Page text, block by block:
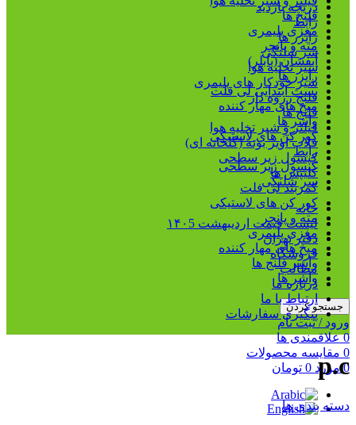
دریچه بازدید
رابط
رایزر ها
سر شلنگی
شیر تخلیه هوا
شیر خودکار های پلیمری
فلنج رزوه دار
فلنج ها
فیلتر و شیر تخلیه هوا
قلاب آویز بوته (گلخانه ای)
کپسول زیر سطحی
کلیپس ها
کمربند لی فلت
کور کن های لاستیکی
مته و پانچر
مغزی پلیمری
میخ های مهار کننده
واشر فلنج ها
واشر ها
جستجو کردن
ورود / ثبت نام
0 علاقمندی ها
0 مقایسه محصولات
0 مورد 0 تومان
فلنج ها
مغزی پلیمری
مته و پانچر
آبفشان (بابلر)
رایزر ها
بست ابتدایی لی فلت
میخ های مهار کننده
واشر ها
کور کن های لاستیکی
رابط
کپسول زیر سطحی
سر شلنگی
خانه
لیست قیمت اردیبهشت ۱۴۰5
دفتر تهران
فروشگاه
مطالب
درباره ما
ارتباط با ما
پیگیری سفارشات
p.c
دسته بندی ها